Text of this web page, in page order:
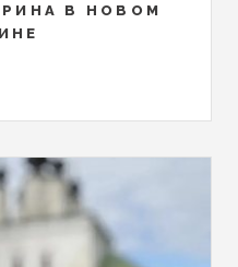
В НОВОМ